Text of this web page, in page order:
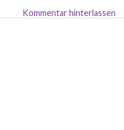
Kommentar hinterlassen